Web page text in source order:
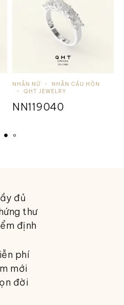
NHẪN NỮ
NHẪN CẦU HÔN
QHT JEWELRY
NN119040
đủ
thư
định
phí
mới
đời